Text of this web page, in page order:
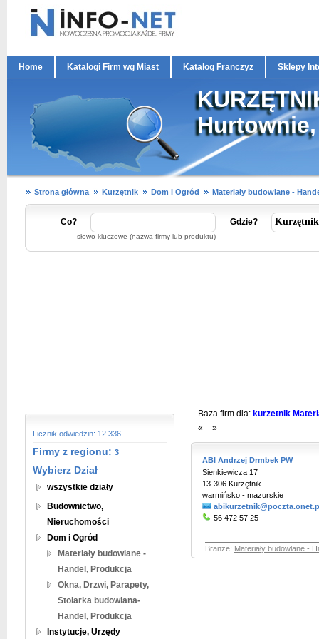
Home Katalogi Firm wg Miast Katalog Franczyz Sklepy
Strona główna Kurzętnik Dom i Ogród Materiały budowlane -
Co?
słowo kluczowe (nazwa firmy lub produktu)
Gdzie?
Licznik odwiedzin: 12 336
Firmy z regionu: 3
Wybierz Dział
wszystkie działy
Budownictwo,
Nieruchomości
Dom i Ogród
Materiały budowlane -
Handel, Produkcja
Okna, Drzwi, Parapety,
Stolarka budowlana-
Handel, Produkcja
Instytucje, Urzędy
Baza firm dla: kurzetnik
«
»
ABI Andrzej Drmbek PW
Sienkiewicza 17
13-306 Kurzętnik
warmińsko - mazurskie
56 472 57 25
Branże: Materiały budowlane -